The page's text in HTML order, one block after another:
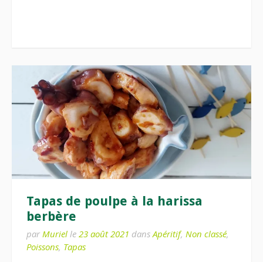
Tapas de poulpe à la harissa
berbère
par Muriel le 23 août 2021 dansApéritif, Non classé,
Poissons, Tapas